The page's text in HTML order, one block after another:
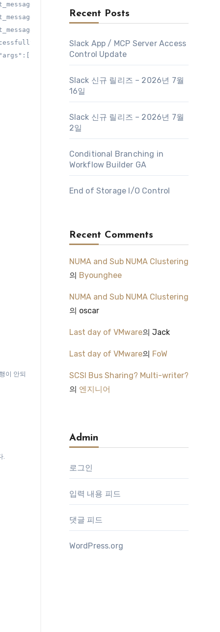
finished the Configuration files
finished the Configuration files
finished the Configuration files
finished the VCDB
이 안되
.
Recent Posts
Slack App / MCP Server Access
Control Update
Slack 신규 릴리즈 – 2026년 7월
16일
Slack 신규 릴리즈 – 2026년 7월
2일
Conditional Branching in
Workflow Builder GA
End of Storage I/O Control
Recent Comments
NUMA and Sub NUMA Clustering
의 Byounghee
NUMA and Sub NUMA Clustering
의 oscar
Last day of VMware의 Jack
Last day of VMware의 FoW
SCSI Bus Sharing? Multi-writer?
의 엔지니어
Admin
로그인
입력 내용 피드
댓글 피드
WordPress.org